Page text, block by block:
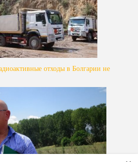
отходы в Болгарии не